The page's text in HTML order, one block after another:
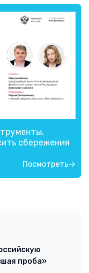
сбережения
Посмотреть→
проба»